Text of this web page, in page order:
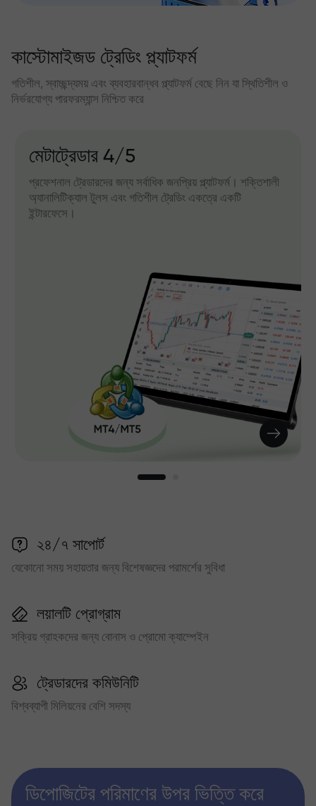
কাস্টোমাইজড ট্রেডিং প্ল্যাটফর্ম
গতিশীল, স্বাচ্ছন্দ্যময় এবং ব্যবহারবান্ধব প্ল্যাটফর্ম বেছে নিন যা স্থিতিশীল ও
নির্ভরযোগ্য পারফরম্যান্স নিশ্চিত করে
মেটাট্রেডার 4/5
প্রফেশনাল ট্রেডারদের জন্য সর্বাধিক জনপ্রিয় প্ল্যাটফর্ম। শক্তিশালী
অ্যানালিটিক্যাল টুলস এবং গতিশীল ট্রেডিং একত্রে একটি
ইন্টারফেসে।
২৪/৭ সাপোর্ট
যেকোনো সময় সহায়তার জন্য বিশেষজ্ঞদের পরামর্শের সুবিধা
লয়ালটি প্রোগ্রাম
সক্রিয় গ্রাহকদের জন্য বোনাস ও প্রোমো ক্যাম্পেইন
ট্রেডারদের কমিউনিটি
বিশ্বব্যাপী মিলিয়নের বেশি সদস্য
ডিপোজিটের পরিমাণের উপর ভিত্তি করে